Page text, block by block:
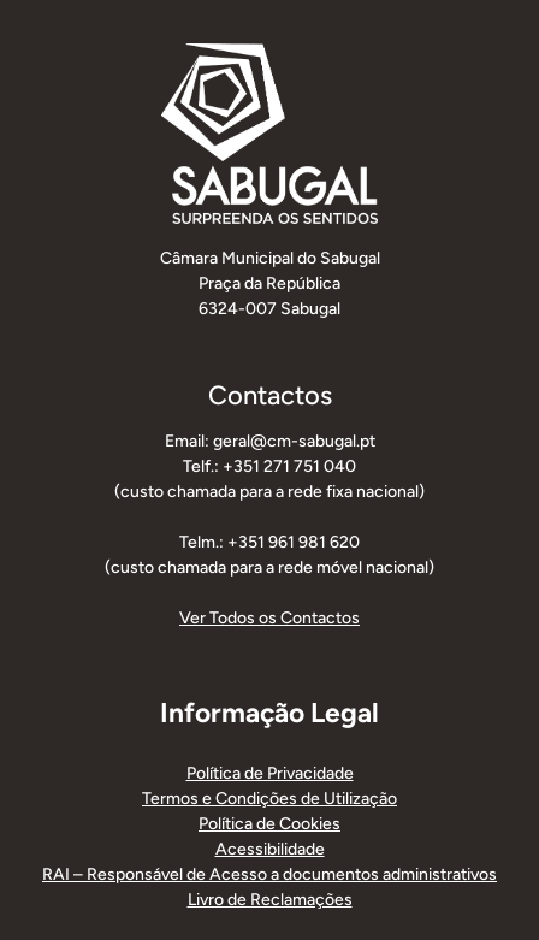
Câmara Municipal do Sabugal
Praça da República
6324-007 Sabugal
Contactos
Email: geral@cm-sabugal.pt
Telf.: +351 271 751 040
(custo chamada para a rede fixa nacional)
Telm.: +351 961 981 620
(custo chamada para a rede móvel nacional)
Ver Todos os Contactos
Informação Legal
Política de Privacidade
Termos e Condições de Utilização
Política de Cookies
Acessibilidade
RAI – Responsável de Acesso a documentos administrativos
Livro de Reclamações